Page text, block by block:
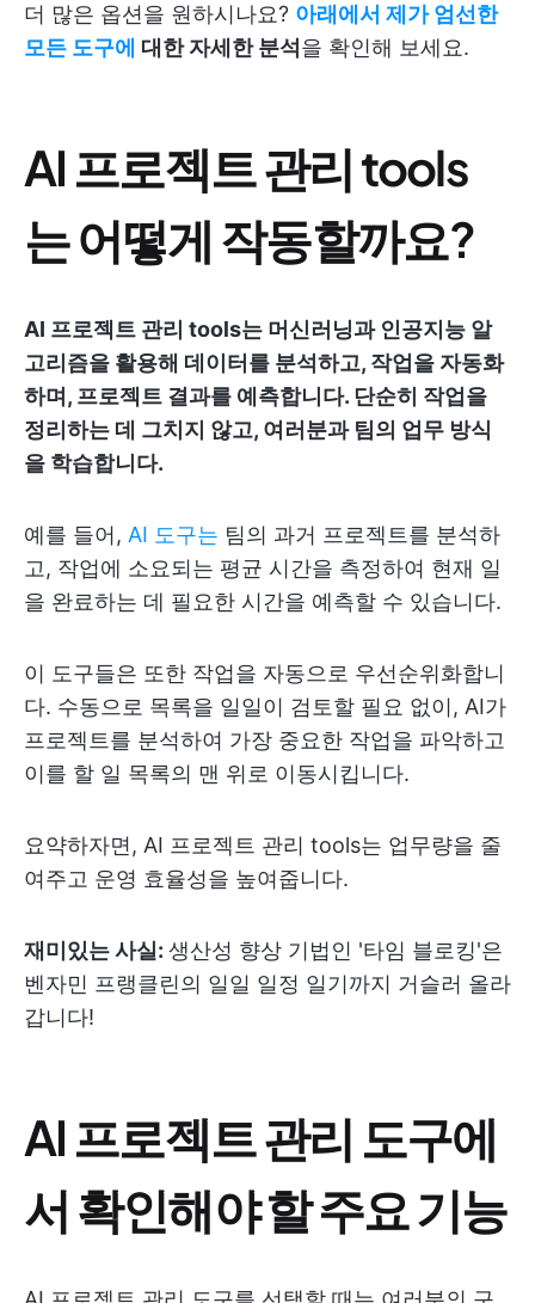
더 많은 옵션을 원하시나요? 아래에서 제가 엄선한
모든 도구에 대한 자세한 분석 을 확인해 보세요.
AI 프로젝트 관리 tools
는 어떻게 작동할까요?
AI 프로젝트 관리 tools는 머신러닝과 인공지능 알
고리즘을 활용해 데이터를 분석하고, 작업을 자동화
하며, 프로젝트 결과를 예측합니다. 단순히 작업을
정리하는 데 그치지 않고, 여러분과 팀의 업무 방식
을 학습합니다.
예를 들어, AI 도구는 팀의 과거 프로젝트를 분석하
고, 작업에 소요되는 평균 시간을 측정하여 현재 일
을 완료하는 데 필요한 시간을 예측할 수 있습니다.
이 도구들은 또한 작업을 자동으로 우선순위화합니
다. 수동으로 목록을 일일이 검토할 필요 없이, AI가
프로젝트를 분석하여 가장 중요한 작업을 파악하고
이를 할 일 목록의 맨 위로 이동시킵니다.
요약하자면, AI 프로젝트 관리 tools는 업무량을 줄
여주고 운영 효율성을 높여줍니다.
재미있는 사실: 생산성 향상 기법인 '타임 블로킹'은
벤자민 프랭클린의 일일 일정 일기까지 거슬러 올라
갑니다!
AI 프로젝트 관리 도구에
서 확인해야 할 주요 기능